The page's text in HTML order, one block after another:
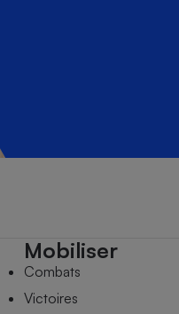
Mobiliser
Combats
Victoires